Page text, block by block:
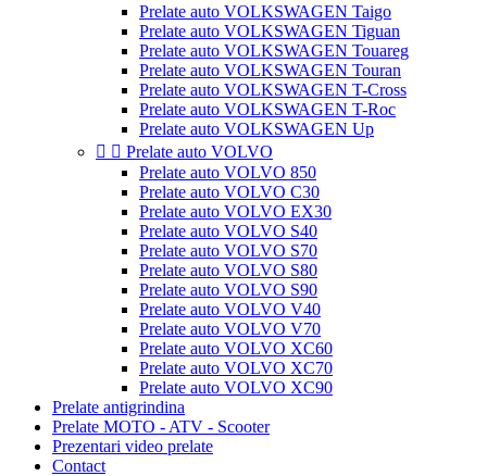
Prelate auto VOLKSWAGEN Taigo
Prelate auto VOLKSWAGEN Tiguan
Prelate auto VOLKSWAGEN Touareg
Prelate auto VOLKSWAGEN Touran
Prelate auto VOLKSWAGEN T-Cross
Prelate auto VOLKSWAGEN T-Roc
Prelate auto VOLKSWAGEN Up
  Prelate auto VOLVO
Prelate auto VOLVO 850
Prelate auto VOLVO C30
Prelate auto VOLVO EX30
Prelate auto VOLVO S40
Prelate auto VOLVO S70
Prelate auto VOLVO S80
Prelate auto VOLVO S90
Prelate auto VOLVO V40
Prelate auto VOLVO V70
Prelate auto VOLVO XC60
Prelate auto VOLVO XC70
Prelate auto VOLVO XC90
Prelate antigrindina
Prelate MOTO - ATV - Scooter
Prezentari video prelate
Contact